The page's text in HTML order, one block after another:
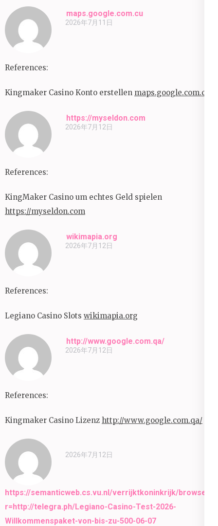
maps.google.com.cu
2026年7月11日
References:
Kingmaker Casino Konto erstellen maps.google.com.cu
https://myseldon.com
2026年7月12日
References:
KingMaker Casino um echtes Geld spielen
https://myseldon.com
wikimapia.org
2026年7月12日
References:
Legiano Casino Slots wikimapia.org
http://www.google.com.qa/
2026年7月12日
References:
Kingmaker Casino Lizenz http://www.google.com.qa/
https://semanticweb.cs.vu.nl/verrijktkoninkrijk/browse/
r=http://telegra.ph/Legiano-Casino-Test-2026-
Willkommenspaket-von-bis-zu-500-06-07
2026年7月12日